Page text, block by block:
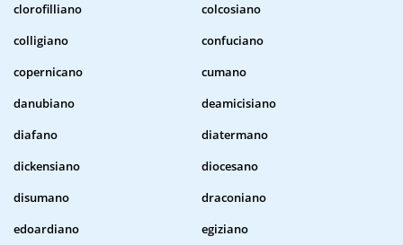
clorofilliano
colcosiano
colligiano
confuciano
copernicano
cumano
danubiano
deamicisiano
diafano
diatermano
dickensiano
diocesano
disumano
draconiano
edoardiano
egiziano